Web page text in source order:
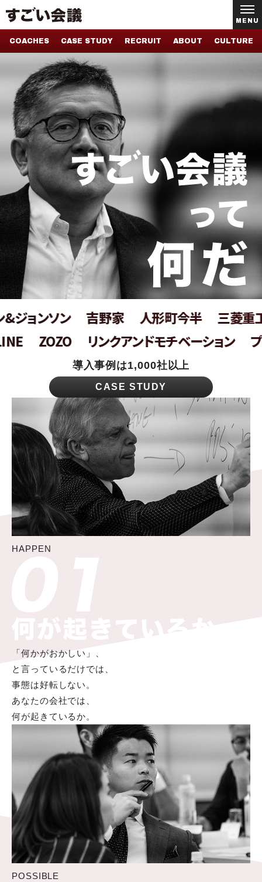
MENU
COACHES CASE STUDY RECRUIT ABOUT CULTURE
ョンソン 吉野家 人形町今半
三菱重工
ZOZO リンクアンドモチベーション
導入事例は1,000社以上
CASE STUDY
HAPPEN
「何かがおかしい」、
と言っているだけでは、
事態は好転しない。
あなたの会社では、
何が起きているか。
POSSIBLE